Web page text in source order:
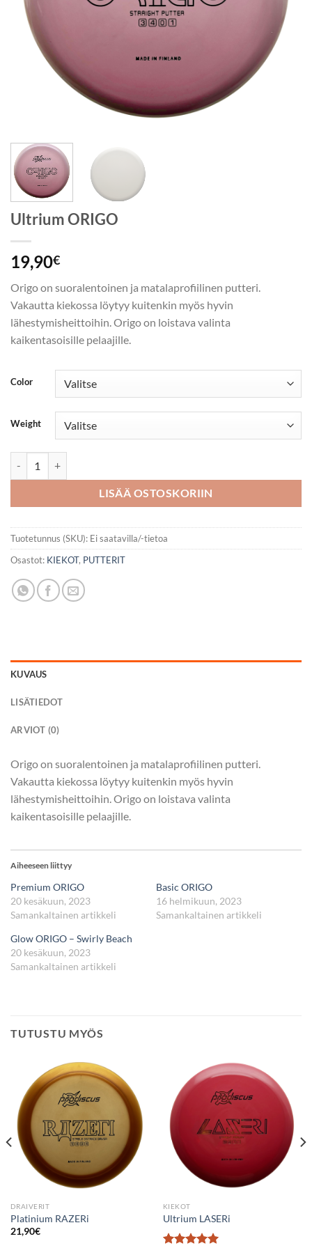
Ultrium ORIGO
19,90€
Origo on suoralentoinen ja matalaprofiilinen putteri.
Vakautta kiekossa löytyy kuitenkin myös hyvin
lähestymisheittoihin. Origo on loistava valinta
kaikentasoisille pelaajille.
Color
Weight
LISÄÄ OSTOSKORIIN
Tuotetunnus (SKU): Ei saatavilla/-tietoa
Osastot: KIEKOT, PUTTERIT
KUVAUS
LISÄTIEDOT
ARVIOT (0)
Origo on suoralentoinen ja matalaprofiilinen putteri.
Vakautta kiekossa löytyy kuitenkin myös hyvin
lähestymisheittoihin. Origo on loistava valinta
kaikentasoisille pelaajille.
Aiheeseen liittyy
Premium ORIGO
20 kesäkuun, 2023
Samankaltainen artikkeli
Basic ORIGO
16 helmikuun, 2023
Samankaltainen artikkeli
Glow ORIGO – Swirly Beach
20 kesäkuun, 2023
Samankaltainen artikkeli
TUTUSTU MYÖS
DRAIVERIT
Platinium RAZERi
21,90€
KIEKOT
Ultrium LASERi